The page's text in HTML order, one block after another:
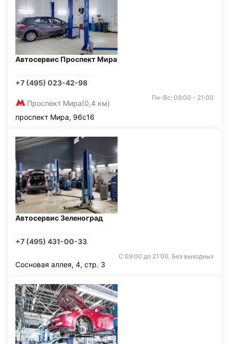
Автосервис Проспект Мира
+7 (495) 023-42-98
Проспект Мира(0,4 км)
Пн-Вс: 09:00 - 21:00
проспект Мира, 96с16
Автосервис Зеленоград
+7 (495) 431-00-33
С 09:00 до 21:00. Без выходных
Сосновая аллея, 4, стр. 3